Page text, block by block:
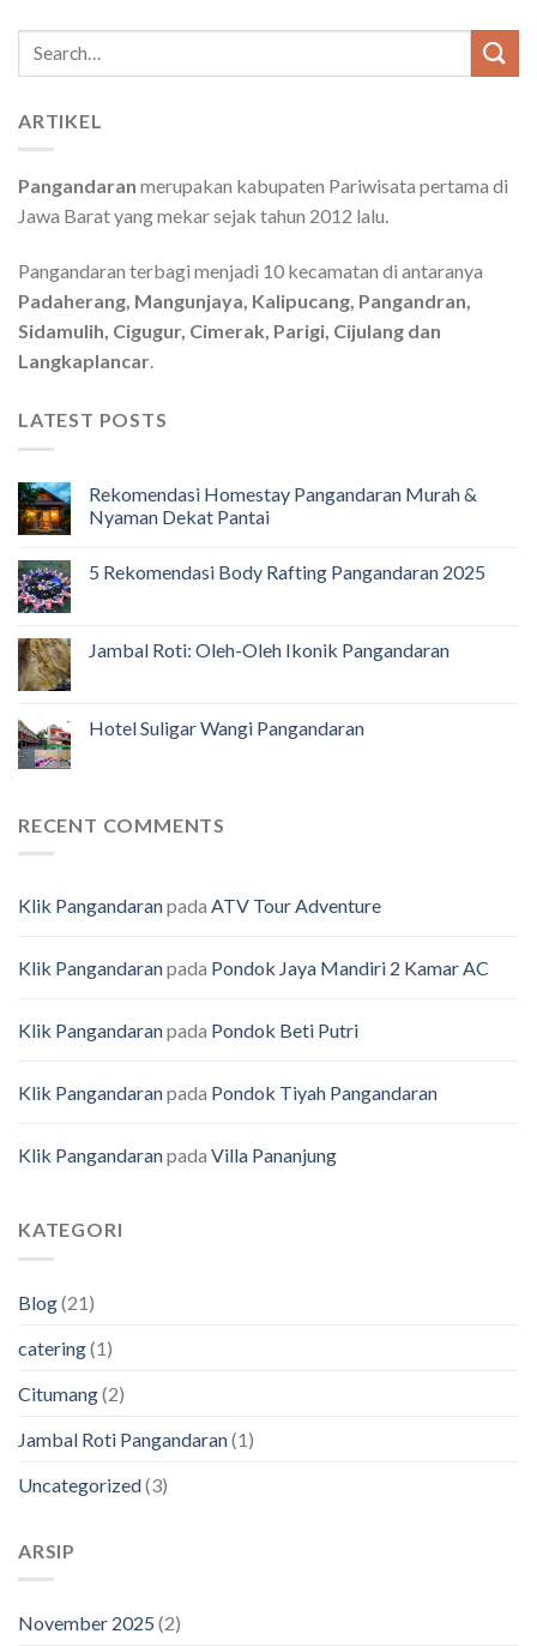
Search
ARTIKEL
Pangandaran merupakan kabupaten Pariwisata pertama di
Jawa Barat yang mekar sejak tahun 2012 lalu.
Pangandaran terbagi menjadi 10 kecamatan di antaranya
Padaherang, Mangunjaya, Kalipucang, Pangandran,
Sidamulih, Cigugur, Cimerak, Parigi, Cijulang dan
Langkaplancar.
LATEST POSTS
Rekomendasi Homestay Pangandaran Murah &
Nyaman Dekat Pantai
5 Rekomendasi Body Rafting Pangandaran 2025
Jambal Roti: Oleh-Oleh Ikonik Pangandaran
Hotel Suligar Wangi Pangandaran
RECENT COMMENTS
Klik Pangandaranpada ATV Tour Adventure
Klik Pangandaranpada Pondok Jaya Mandiri 2 Kamar AC
Klik Pangandaranpada Pondok Beti Putri
Klik Pangandaranpada Pondok Tiyah Pangandaran
Klik Pangandaranpada Villa Pananjung
KATEGORI
Blog(21)
catering(1)
Citumang(2)
Jambal Roti Pangandaran(1)
Uncategorized(3)
ARSIP
November 2025 (2)